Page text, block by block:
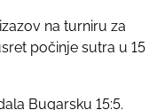
na turniru za
počinje sutra u 15
Bugarsku 15:5.